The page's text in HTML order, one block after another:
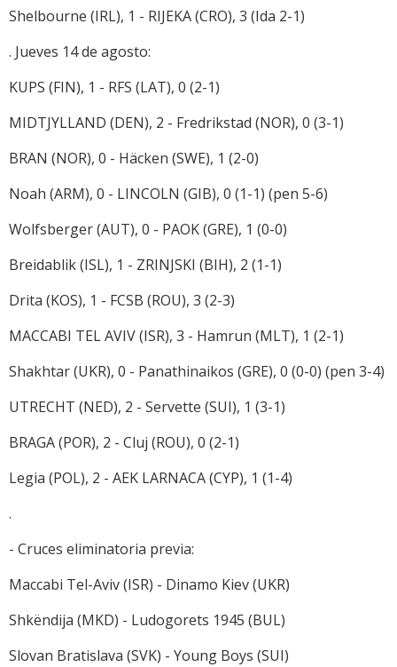
Shelbourne (IRL), 1 - RIJEKA (CRO), 3 (Ida 2-1)
. Jueves 14 de agosto:
KUPS (FIN), 1 - RFS (LAT), 0 (2-1)
MIDTJYLLAND (DEN), 2 - Fredrikstad (NOR), 0 (3-1)
BRAN (NOR), 0 - Häcken (SWE), 1 (2-0)
Noah (ARM), 0 - LINCOLN (GIB), 0 (1-1) (pen 5-6)
Wolfsberger (AUT), 0 - PAOK (GRE), 1 (0-0)
Breidablik (ISL), 1 - ZRINJSKI (BIH), 2 (1-1)
Drita (KOS), 1 - FCSB (ROU), 3 (2-3)
MACCABI TEL AVIV (ISR), 3 - Hamrun (MLT), 1 (2-1)
Shakhtar (UKR), 0 - Panathinaikos (GRE), 0 (0-0) (pen 3-4)
UTRECHT (NED), 2 - Servette (SUI), 1 (3-1)
BRAGA (POR), 2 - Cluj (ROU), 0 (2-1)
Legia (POL), 2 - AEK LARNACA (CYP), 1 (1-4)
.
- Cruces eliminatoria previa:
Maccabi Tel-Aviv (ISR) - Dinamo Kiev (UKR)
Shkëndija (MKD) - Ludogorets 1945 (BUL)
Slovan Bratislava (SVK) - Young Boys (SUI)